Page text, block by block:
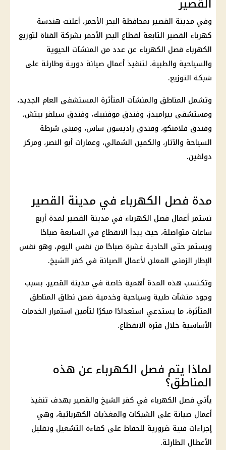
وفي مدينة القصير بمحافظة البحر الأحمر، أعلنت هندسة
كهرباء القصير التابعة لقطاع البحر الأحمر بشركة القناة لتوزيع
الكهرباء فصل الكهرباء عن عدد من المنشآت الحيوية
والسياحية والطبية، لتنفيذ أعمال صيانة دورية وطارئة على
شبكة التوزيع.
وتشمل المناطق والمنشآت المتأثرة المستشفى العام الجديد،
ومستشفى بيراميدز، وفندق موفنبيك، وفندق سيلفر بيتش،
وفندق فلامنكو، وفندق راديسون ساس، ومبنى شرطة
السياحة والآثار، والكمين الشمالي، وعمارات أبو النصر، ومركز
دولفين.
مدة فصل الكهرباء في مدينة القصير
تستمر أعمال فصل الكهرباء في مدينة القصير لمدة أربع
ساعات متواصلة، حيث يبدأ الانقطاع في السابعة صباحًا
ويستمر حتى الحادية عشرة صباحًا من نفس اليوم، وهو نفس
الإطار الزمني المعلن لأعمال الصيانة في كفر الشيخ.
وتكتسب هذه المدة أهمية خاصة في مدينة القصير، بسبب
وجود منشآت طبية وسياحية وخدمية ضمن نطاق المناطق
المتأثرة، ما يستدعي استعدادًا مبكرًا لتأمين استمرار الخدمات
الأساسية خلال فترة الانقطاع.
لماذا يتم فصل الكهرباء عن هذه
المناطق؟
يأتي فصل الكهرباء في كفر الشيخ والقصير بهدف تنفيذ
أعمال صيانة على الشبكات والمغذيات الكهربائية، وهي
إجراءات فنية ضرورية للحفاظ على كفاءة التشغيل وتقليل
الأعطال الطارئة.